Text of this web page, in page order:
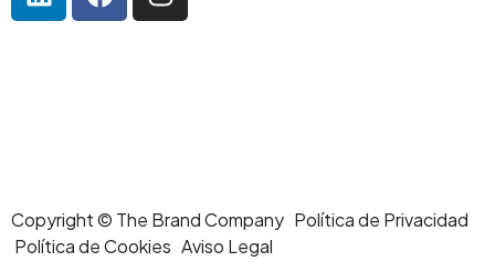
Copyright © The Brand Company Política de Privacidad
Política de Cookies Aviso Legal